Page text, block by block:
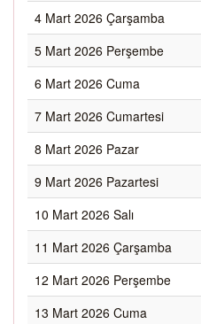
4 Mart 2026 Çarşamba
5 Mart 2026 Perşembe
6 Mart 2026 Cuma
7 Mart 2026 Cumartesi
8 Mart 2026 Pazar
9 Mart 2026 Pazartesi
10 Mart 2026 Salı
11 Mart 2026 Çarşamba
12 Mart 2026 Perşembe
13 Mart 2026 Cuma